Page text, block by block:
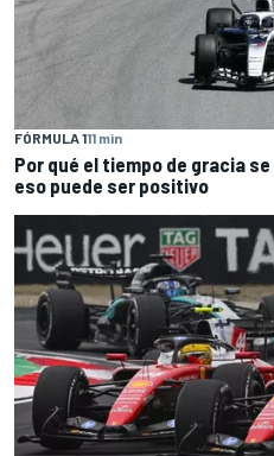
FÓRMULA 111 min
Por qué el tiempo de gracia
eso puede ser positivo